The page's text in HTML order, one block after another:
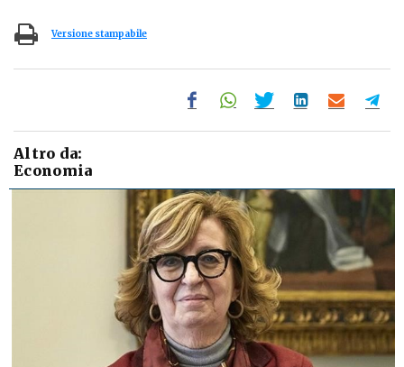
Versione stampabile
Altro da:
Economia